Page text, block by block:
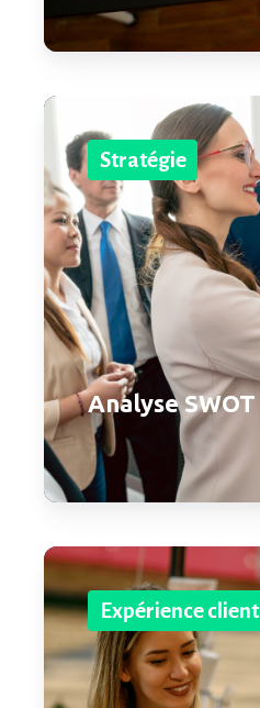
Stratégie
Analyse SWOT
Expérience client